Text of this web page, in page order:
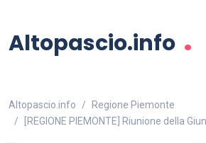
Altopascio.info .
Altopascio.info
Regione Piemonte
[REGIONE PIEMONTE] Riunione della